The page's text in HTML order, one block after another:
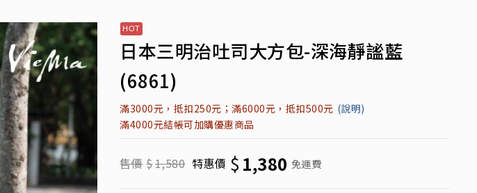
日本三明治吐司大方包-深海靜謐藍
(6861)
滿3000元，抵扣250元；滿6000元，抵扣500元 (說明)
滿4000元結帳可加購優惠商品
售價 $1,580 特惠價 $ 1,380 免運費